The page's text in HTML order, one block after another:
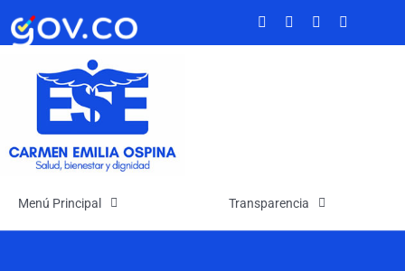
Saltar
Menú Principal Transparencia